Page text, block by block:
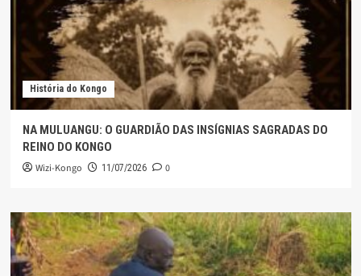
História do Kongo
NA MULUANGU: O GUARDIÃO DAS INSÍGNIAS SAGRADAS DO
REINO DO KONGO
Wizi-Kongo 11/07/2026 0